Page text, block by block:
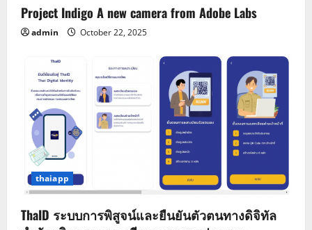
Project Indigo A new camera from Adobe Labs
admin October 22, 2025
thaiapp
ThaID ระบบการพิสูจน์และยืนยันตัวตนทางดิจิทัล